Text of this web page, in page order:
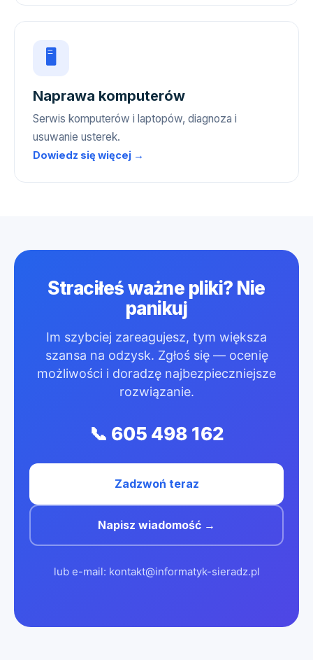
🖥️
Naprawa komputerów
Serwis komputerów i laptopów, diagnoza i
usuwanie usterek.
Dowiedz się więcej →
Straciłeś ważne pliki? Nie
panikuj
Im szybciej zareagujesz, tym większa
szansa na odzysk. Zgłoś się — ocenię
możliwości i doradzę najbezpieczniejsze
rozwiązanie.
📞 605 498 162
Zadzwoń teraz
Napisz wiadomość →
lub e-mail: kontakt@informatyk-sieradz.pl